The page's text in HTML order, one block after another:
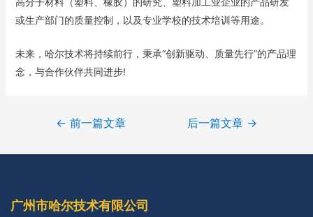
或生产部门的质量控制，以及专业学校的技术培训等用途。
未来，哈尔技术将持续前行，秉承“创新驱动、质量先行”的产品理
念，与合作伙伴共同进步!
← 前一篇文章 后一篇文章 →
广州市哈尔技术有限公司